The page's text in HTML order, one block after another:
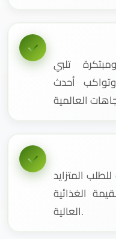
تلبي
أحدث
المتزايد
الغذائية
العالية.